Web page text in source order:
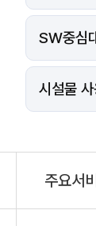
SW중심
시설물
주요서